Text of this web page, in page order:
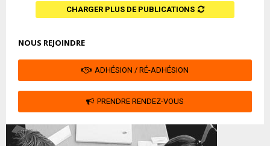
CHARGER PLUS DE PUBLICATIONS
NOUS REJOINDRE
ADHÉSION / RÉ-ADHÉSION
PRENDRE RENDEZ-VOUS